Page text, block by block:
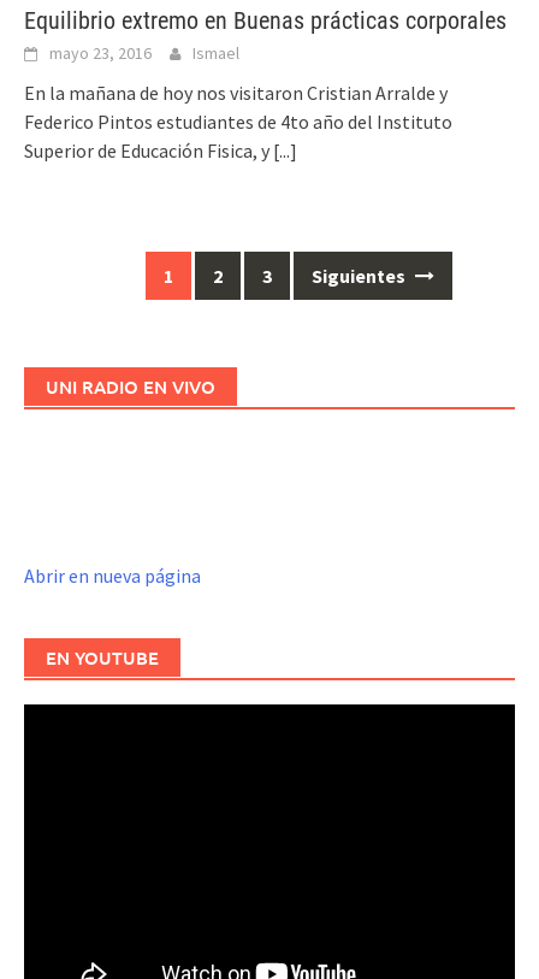
Equilibrio extremo en Buenas prácticas corporales
mayo 23, 2016 Ismael
En la mañana de hoy nos visitaron Cristian Arralde y
Federico Pintos estudiantes de 4to año del Instituto
Superior de Educación Fisica, y [...]
entradas
1 2 3 Siguientes
UNI RADIO EN VIVO
Abrir en nueva página
EN YOUTUBE